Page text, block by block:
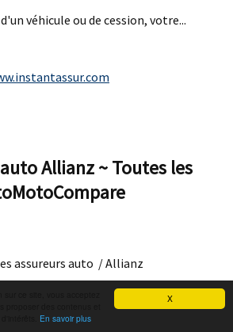
X
En savoir plus
véhicule ou de cession, votre...
Allianz ~ Toutes les
assureurs auto / Allianz
Allianz